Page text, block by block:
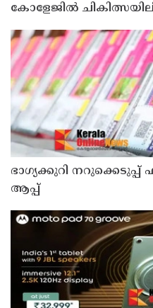
കോളേജിൽ
ഭാഗ്യക്കുറി
ആപ്പ്